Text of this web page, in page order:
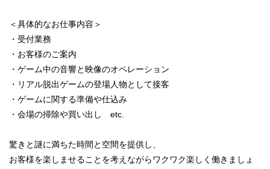
＜具体的なお仕事内容＞
・受付業務
・お客様のご案内
・ゲーム中の音響と映像のオペレーション
・リアル脱出ゲームの登場人物として接客
・ゲームに関する準備や仕込み
・会場の掃除や買い出し etc.
驚きと謎に満ちた時間と空間を提供し、
お客様を楽しませることを考えながらワクワク楽しく働きましょ